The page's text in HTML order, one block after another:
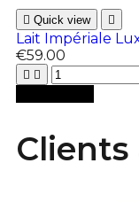
 Quick view 
Lait Impériale
€59.00
 